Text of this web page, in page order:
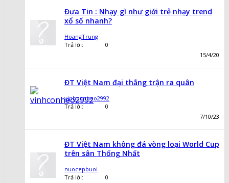
Đưa Tin : Nhạy gì như giới trẻ nhạy trend
xổ số nhanh?
HoangTrung
Trả lời:
0
15/4/20
ĐT Việt Nam đại thắng trận ra quân
vinhconheo2992
Trả lời:
0
7/10/23
ĐT Việt Nam không đá vòng loại World Cup
trên sân Thống Nhất
nuocepbuoi
Trả lời:
0